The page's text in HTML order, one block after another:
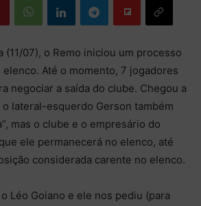
(11/07), o Remo iniciou um processo
Até o momento, 7 jogadores
negociar a saída do clube. Chegou a
lateral-esquerdo Gerson também
mas o clube e o empresário do
ele permanecerá no elenco, até
considerada carente no elenco.
Léo Goiano e ele nos pediu (para